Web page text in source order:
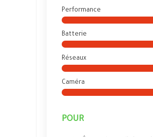
Performance
Batterie
Réseaux
Caméra
POUR